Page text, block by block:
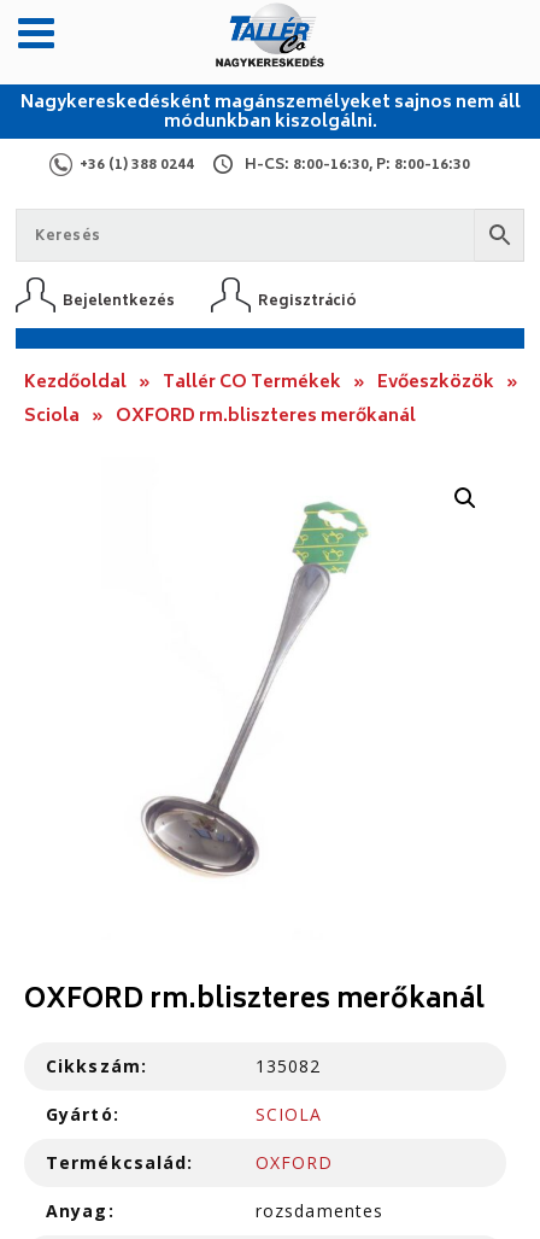
Nagykereskedésként magánszemélyeket sajnos nem áll
módunkban kiszolgálni.
+36 (1) 388 0244 H-CS: 8:00-16:30, P: 8:00-16:30
Bejelentkezés Regisztráció
Kezdőoldal » Tallér CO Termékek » Evőeszközök »
Sciola » OXFORD rm.bliszteres merőkanál
OXFORD rm.bliszteres merőkanál
Cikkszám: 135082
Gyártó: SCIOLA
Termékcsalád: OXFORD
Anyag: rozsdamentes